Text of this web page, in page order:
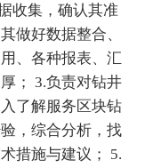
收集，确认其准
做好数据整合、
、各种报表、汇
； 3.负责对钻井
了解服务区块钻
，综合分析，找
措施与建议； 5.